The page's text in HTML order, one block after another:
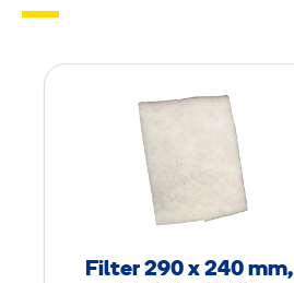
i
r
Filter 290 x 240 mm,